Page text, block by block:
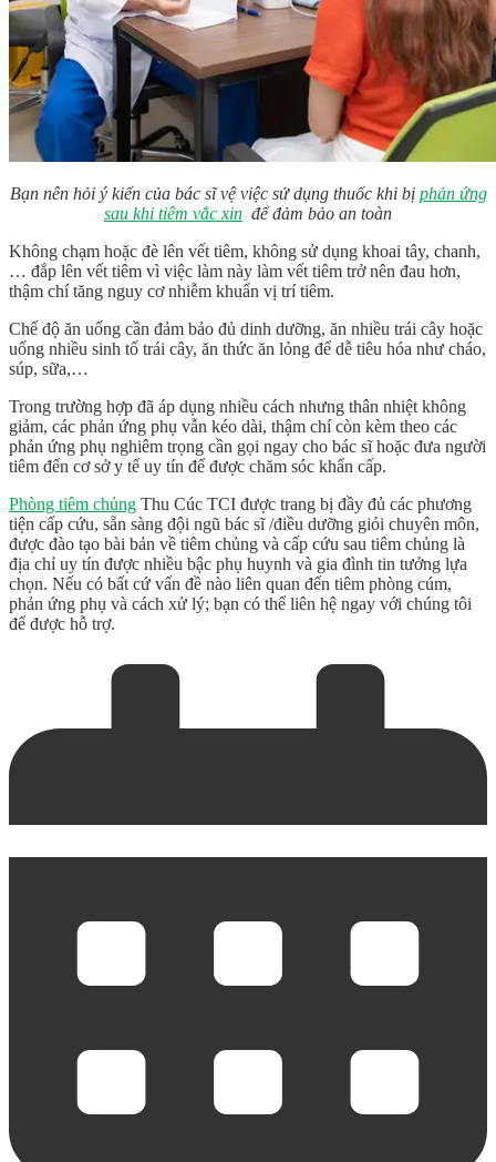
Bạn nên hỏi ý kiến của bác sĩ vệ việc sử dụng thuốc khi bị phản ứng
sau khi tiêm vắc xin để đảm bảo an toàn
Không chạm hoặc đè lên vết tiêm, không sử dụng khoai tây, chanh,
… đắp lên vết tiêm vì việc làm này làm vết tiêm trở nên đau hơn,
thậm chí tăng nguy cơ nhiễm khuẩn vị trí tiêm.
Chế độ ăn uống cần đảm bảo đủ dinh dưỡng, ăn nhiều trái cây hoặc
uống nhiều sinh tố trái cây, ăn thức ăn lỏng để dễ tiêu hóa như cháo,
súp, sữa,…
Trong trường hợp đã áp dụng nhiều cách nhưng thân nhiệt không
giảm, các phản ứng phụ vẫn kéo dài, thậm chí còn kèm theo các
phản ứng phụ nghiêm trọng cần gọi ngay cho bác sĩ hoặc đưa người
tiêm đến cơ sở y tế uy tín để được chăm sóc khẩn cấp.
Phòng tiêm chủng Thu Cúc TCI được trang bị đầy đủ các phương
tiện cấp cứu, sẵn sàng đội ngũ bác sĩ /điều dưỡng giỏi chuyên môn,
được đào tạo bài bản về tiêm chủng và cấp cứu sau tiêm chủng là
địa chỉ uy tín được nhiều bậc phụ huynh và gia đình tin tưởng lựa
chọn. Nếu có bất cứ vấn đề nào liên quan đến tiêm phòng cúm,
phản ứng phụ và cách xử lý; bạn có thể liên hệ ngay với chúng tôi
để được hỗ trợ.